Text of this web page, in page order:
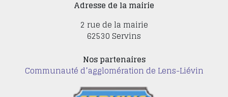
Adresse de la mairie
2 rue de la mairie
62530 Servins
Nos partenaires
Communauté d’agglomération de Lens-Liévin